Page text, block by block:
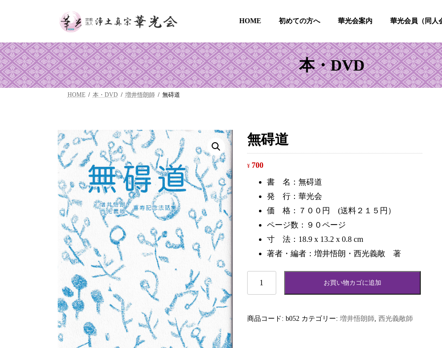
ツ
へ
ス
キ
ッ
シ
ョ
ン
に
移
HOME 初めての方へ 華光会案内 華光会員（同人
本・DVD
HOME 本・DVD 増井悟朗師 無碍道
無碍道
¥ 700
書 名：無碍道
発 行：華光会
価 格：７００円 (送料２１５円）
ページ数：９０ページ
寸 法：18.9 x 13.2 x 0.8 cm
著者・編者：増井悟朗・西光義敞 著
道
お買い物カゴに追加
商品コード:b052 カテゴリー:増井悟朗師 ,西光義敞師